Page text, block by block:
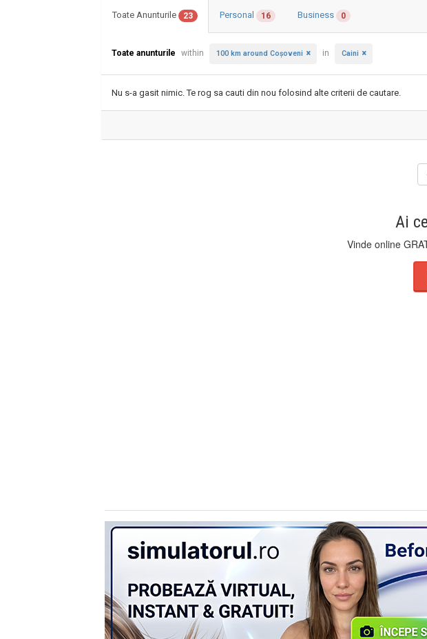
Toate Anunturile 23 Personal 16 Business 0
Toate anunturile within 100 km around Coşoveni in Caini
Nu s-a gasit nimic. Te rog sa cauti din nou folosind alte criterii de cautare.
Ai
Vinde online